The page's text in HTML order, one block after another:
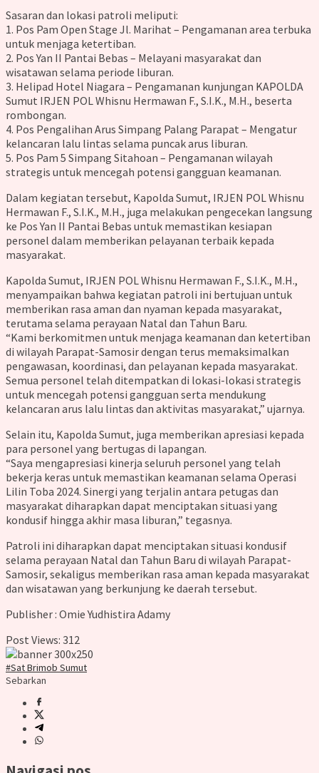
Sasaran dan lokasi patroli meliputi:
1. Pos Pam Open Stage Jl. Marihat – Pengamanan area terbuka
untuk menjaga ketertiban.
2. Pos Yan II Pantai Bebas – Melayani masyarakat dan
wisatawan selama periode liburan.
3. Helipad Hotel Niagara – Pengamanan kunjungan KAPOLDA
Sumut IRJEN POL Whisnu Hermawan F., S.I.K., M.H., beserta
rombongan.
4. Pos Pengalihan Arus Simpang Palang Parapat – Mengatur
kelancaran lalu lintas selama puncak arus liburan.
5. Pos Pam 5 Simpang Sitahoan – Pengamanan wilayah
strategis untuk mencegah potensi gangguan keamanan.
Dalam kegiatan tersebut, Kapolda Sumut, IRJEN POL Whisnu
Hermawan F., S.I.K., M.H., juga melakukan pengecekan langsung
ke Pos Yan II Pantai Bebas untuk memastikan kesiapan
personel dalam memberikan pelayanan terbaik kepada
masyarakat.
Kapolda Sumut, IRJEN POL Whisnu Hermawan F., S.I.K., M.H.,
menyampaikan bahwa kegiatan patroli ini bertujuan untuk
memberikan rasa aman dan nyaman kepada masyarakat,
terutama selama perayaan Natal dan Tahun Baru.
“Kami berkomitmen untuk menjaga keamanan dan ketertiban
di wilayah Parapat-Samosir dengan terus memaksimalkan
pengawasan, koordinasi, dan pelayanan kepada masyarakat.
Semua personel telah ditempatkan di lokasi-lokasi strategis
untuk mencegah potensi gangguan serta mendukung
kelancaran arus lalu lintas dan aktivitas masyarakat,” ujarnya.
Selain itu, Kapolda Sumut, juga memberikan apresiasi kepada
para personel yang bertugas di lapangan.
“Saya mengapresiasi kinerja seluruh personel yang telah
bekerja keras untuk memastikan keamanan selama Operasi
Lilin Toba 2024. Sinergi yang terjalin antara petugas dan
masyarakat diharapkan dapat menciptakan situasi yang
kondusif hingga akhir masa liburan,” tegasnya.
Patroli ini diharapkan dapat menciptakan situasi kondusif
selama perayaan Natal dan Tahun Baru di wilayah Parapat-
Samosir, sekaligus memberikan rasa aman kepada masyarakat
dan wisatawan yang berkunjung ke daerah tersebut.
Publisher : Omie Yudhistira Adamy
Post Views: 312
#Sat Brimob Sumut
Sebarkan